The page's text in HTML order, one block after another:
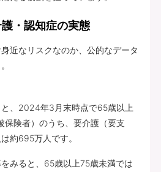
護・認知症の実態
近なリスクなのか、公的なデータ
、2024年3月末時点で65歳以上
保険者）のうち、要介護（要支
約695万人です。
みると、65歳以上75歳未満では